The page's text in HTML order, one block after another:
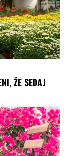
ŽE SEDAJ